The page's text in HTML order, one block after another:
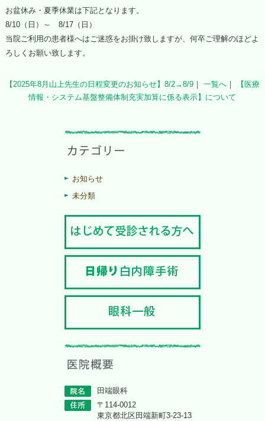
お盆休み・夏季休業は下記となります。
8/10（日）～ 8/17（日）
当院ご利用の患者様へはご迷惑をお掛け致しますが、何卒ご理解のほどよ
ろしくお願い致します。
【2025年8月山上先生の日程変更のお知らせ】8/2→8/9｜ 一覧へ｜
【医療
情報・システム基盤整備体制充実加算に係る表示】について
お知らせ
未分類
田端眼科
〒114-0012
東京都北区田端新町3-23-13